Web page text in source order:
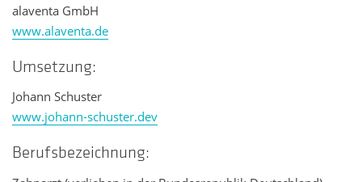
alaventa GmbH
www.alaventa.de
Umsetzung:
Johann Schuster
www.johann-schuster.dev
Berufsbezeichnung: